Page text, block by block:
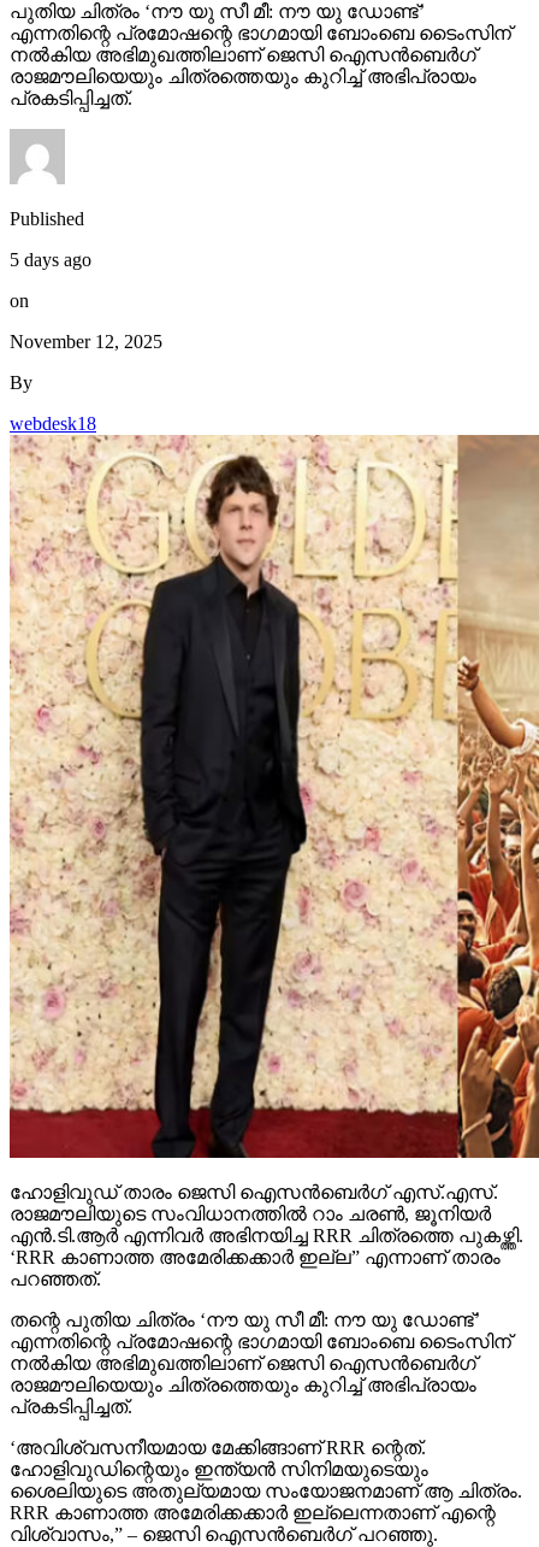
പുതിയ ചിത്രം ‘നൗ യു സീ മീ: നൗ യു ഡോണ്ട്’
എന്നതിന്റെ പ്രമോഷന്റെ ഭാഗമായി ബോംബെ ടൈംസിന്
നല്‍കിയ അഭിമുഖത്തിലാണ് ജെസി ഐസന്‍ബെര്‍ഗ്
രാജമൗലിയെയും ചിത്രത്തെയും കുറിച്ച് അഭിപ്രായം
പ്രകടിപ്പിച്ചത്.
Published
5 days ago
on
November 12, 2025
By
webdesk18
ഹോളിവുഡ് താരം ജെസി ഐസന്‍ബെര്‍ഗ് എസ്.എസ്.
രാജമൗലിയുടെ സംവിധാനത്തില്‍ റാം ചരണ്‍, ജൂനിയര്‍
എന്‍.ടി.ആര്‍ എന്നിവര്‍ അഭിനയിച്ച RRR ചിത്രത്തെ പുകഴ്ത്തി.
‘RRR കാണാത്ത അമേരിക്കക്കാര്‍ ഇല്ല” എന്നാണ് താരം
പറഞ്ഞത്.
തന്റെ പുതിയ ചിത്രം ‘നൗ യു സീ മീ: നൗ യു ഡോണ്ട്’
എന്നതിന്റെ പ്രമോഷന്റെ ഭാഗമായി ബോംബെ ടൈംസിന്
നല്‍കിയ അഭിമുഖത്തിലാണ് ജെസി ഐസന്‍ബെര്‍ഗ്
രാജമൗലിയെയും ചിത്രത്തെയും കുറിച്ച് അഭിപ്രായം
പ്രകടിപ്പിച്ചത്.
‘അവിശ്വസനീയമായ മേക്കിങ്ങാണ് RRR ന്റെത്.
ഹോളിവുഡിന്റെയും ഇന്ത്യന്‍ സിനിമയുടെയും
ശൈലിയുടെ അതുല്യമായ സംയോജനമാണ് ആ ചിത്രം.
RRR കാണാത്ത അമേരിക്കക്കാര്‍ ഇല്ലെന്നതാണ് എന്റെ
വിശ്വാസം,” – ജെസി ഐസന്‍ബെര്‍ഗ് പറഞ്ഞു.